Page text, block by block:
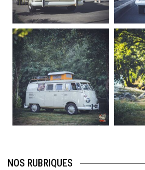
Sep 10
220
4
becombi
Août 10
120
0
NOS RUBRIQUES